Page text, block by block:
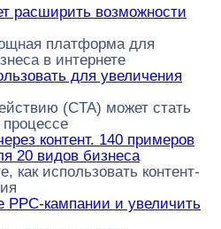
расширить возможности
платформа для
в интернете
для увеличения
(CTA) может стать
контент. 140 примеров
20 видов бизнеса
как использовать контент-
PPC-кампании и увеличить